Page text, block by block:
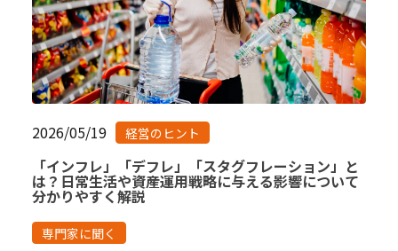
2026/05/19 経営のヒント
「インフレ」「デフレ」「スタグフレーション」と
は？日常生活や資産運用戦略に与える影響について
分かりやすく解説
専門家に聞く